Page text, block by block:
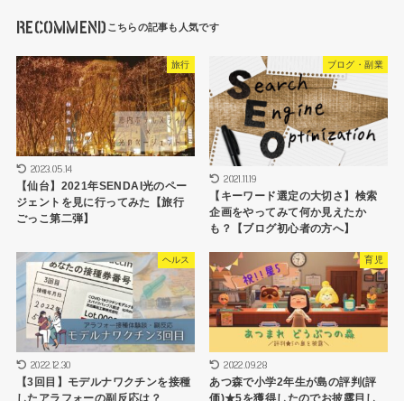
RECOMMEND
旅行
2023.05.14
【仙台】2021年SENDAI光のペー
ジェントを見に行ってみた【旅行
ごっこ第二弾】
ブログ・副業
2021.11.19
【キーワード選定の大切さ】検索
企画をやってみて何か見えたか
も？【ブログ初心者の方へ】
ヘルス
2022.12.30
【3回目】モデルナワクチンを接種
したアラフォーの副反応は？
育児
2022.09.28
あつ森で小学2年生が島の評判(評
価)★5を獲得したのでお披露目し